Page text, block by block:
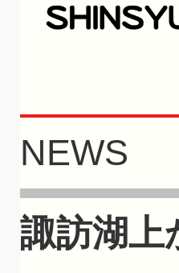
NEWS
諏訪湖上